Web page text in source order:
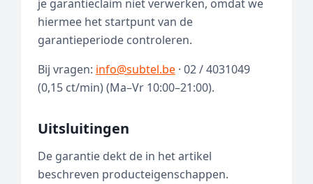
je garantieclaim niet verwerken, omdat we
hiermee het startpunt van de
garantieperiode controleren.
Bij vragen: info@subtel.be · 02 / 4031049
(0,15 ct/min) (Ma–Vr 10:00–21:00).
Uitsluitingen
De garantie dekt de in het artikel
beschreven producteigenschappen.